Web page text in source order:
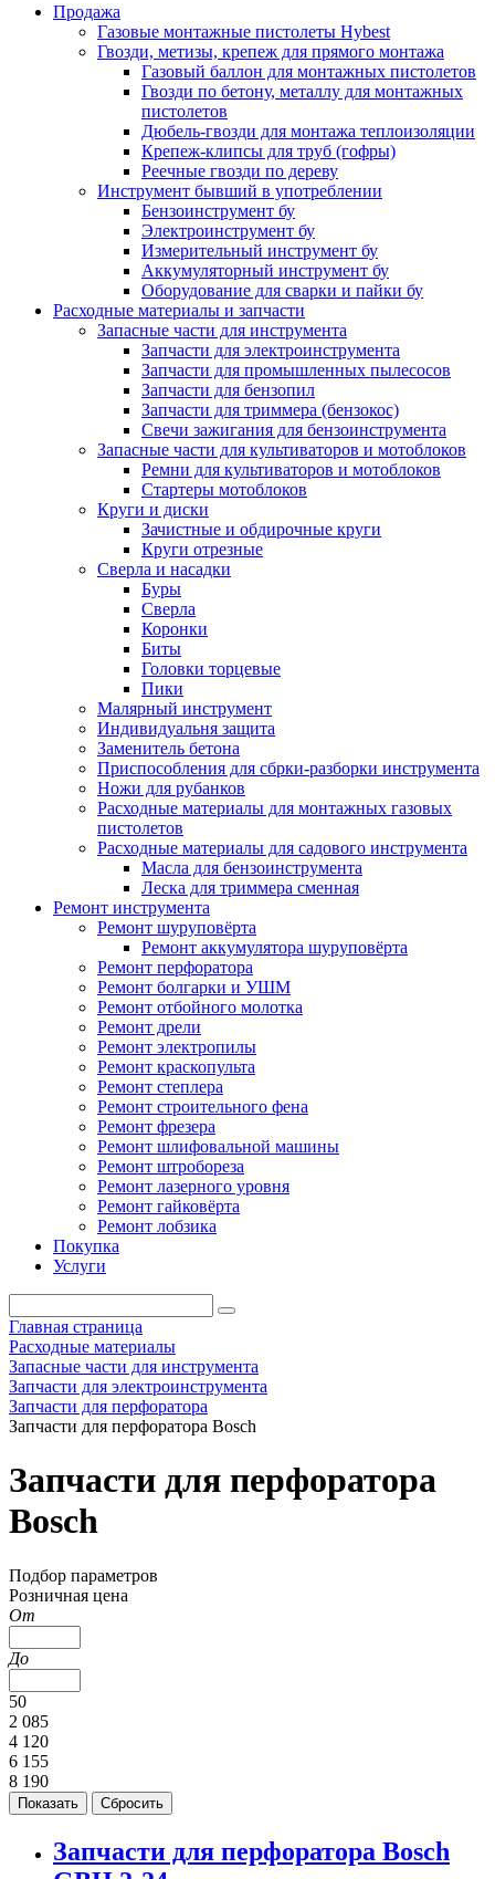
Продажа
Газовые монтажные пистолеты Hybest
Гвозди, метизы, крепеж для прямого монтажа
Газовый баллон для монтажных пистолетов
Гвозди по бетону, металлу для монтажных
пистолетов
Дюбель-гвозди для монтажа теплоизоляции
Крепеж-клипсы для труб (гофры)
Реечные гвозди по дереву
Инструмент бывший в употреблении
Бензоинструмент бу
Электроинструмент бу
Измерительный инструмент бу
Аккумуляторный инструмент бу
Оборудование для сварки и пайки бу
Расходные материалы и запчасти
Запасные части для инструмента
Запчасти для электроинструмента
Запчасти для промышленных пылесосов
Запчасти для бензопил
Запчасти для триммера (бензокос)
Свечи зажигания для бензоинструмента
Запасные части для культиваторов и мотоблоков
Ремни для культиваторов и мотоблоков
Стартеры мотоблоков
Круги и диски
Зачистные и обдирочные круги
Круги отрезные
Сверла и насадки
Буры
Сверла
Коронки
Биты
Головки торцевые
Пики
Малярный инструмент
Индивидуальня защита
Заменитель бетона
Приспособления для сбрки-разборки инструмента
Ножи для рубанков
Расходные материалы для монтажных газовых
пистолетов
Расходные материалы для садового инструмента
Масла для бензоинструмента
Леска для триммера сменная
Ремонт инструмента
Ремонт шуруповёрта
Ремонт аккумулятора шуруповёрта
Ремонт перфоратора
Ремонт болгарки и УШМ
Ремонт отбойного молотка
Ремонт дрели
Ремонт электропилы
Ремонт краскопульта
Ремонт степлера
Ремонт строительного фена
Ремонт фрезера
Ремонт шлифовальной машины
Ремонт штробореза
Ремонт лазерного уровня
Ремонт гайковёрта
Ремонт лобзика
Покупка
Услуги
Главная страница
Расходные материалы
Запасные части для инструмента
Запчасти для электроинструмента
Запчасти для перфоратора
Запчасти для перфоратора Bosch
Запчасти для перфоратора
Bosch
Подбор параметров
Розничная цена
От
До
50
2 085
4 120
6 155
8 190
Запчасти для перфоратора Bosch